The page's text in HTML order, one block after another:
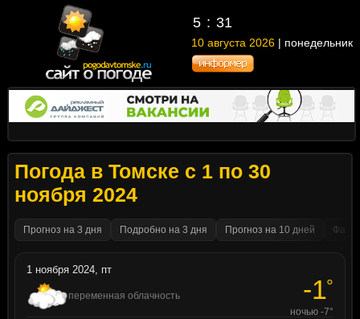
5 31
10 августа 2026 | понедельник
Погода в Томске с 1 по 30
ноября 2024
Прогноз на 3 дня Подробно на 3 дня Прогноз на 10 дней
1 ноября 2024, пт
переменная облачность -1°
ночью -7°